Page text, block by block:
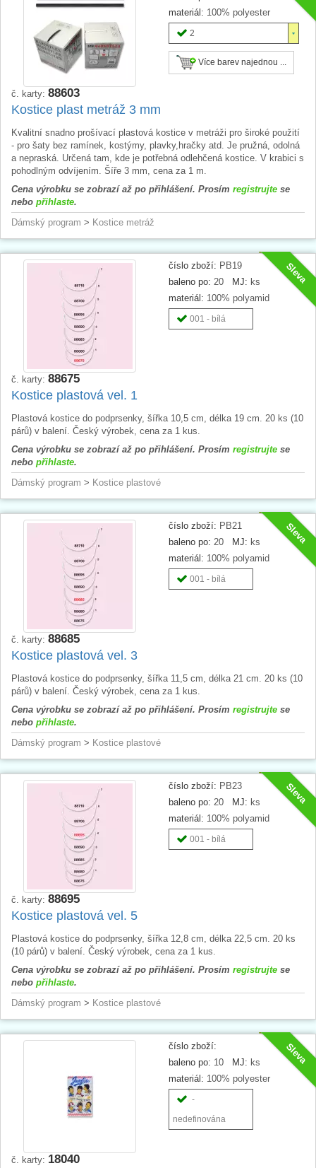
materiál: 100% polyester
2
Více barev najednou ...
č. karty: 88603
Kostice plast metráž 3 mm
Kvalitní snadno prošívací plastová kostice v metráži pro široké použití
- pro šaty bez ramínek, kostýmy, plavky,hračky atd. Je pružná, odolná
a nepraská. Určená tam, kde je potřebná odlehčená kostice. V krabici s
pohodlným odvíjením. Šíře 3 mm, cena za 1 m.
Cena výrobku se zobrazí až po přihlášení. Prosím registrujte se
nebo přihlaste.
Dámský program > Kostice metráž
Sleva
číslo zboží: PB19
baleno po: 20 MJ: ks
materiál: 100% polyamid
001 - bílá
č. karty: 88675
Kostice plastová vel. 1
Plastová kostice do podprsenky, šířka 10,5 cm, délka 19 cm. 20 ks (10
párů) v balení. Český výrobek, cena za 1 kus.
Cena výrobku se zobrazí až po přihlášení. Prosím registrujte se
nebo přihlaste.
Dámský program > Kostice plastové
Sleva
číslo zboží: PB21
baleno po: 20 MJ: ks
materiál: 100% polyamid
001 - bílá
č. karty: 88685
Kostice plastová vel. 3
Plastová kostice do podprsenky, šířka 11,5 cm, délka 21 cm. 20 ks (10
párů) v balení. Český výrobek, cena za 1 kus.
Cena výrobku se zobrazí až po přihlášení. Prosím registrujte se
nebo přihlaste.
Dámský program > Kostice plastové
Sleva
číslo zboží: PB23
baleno po: 20 MJ: ks
materiál: 100% polyamid
001 - bílá
č. karty: 88695
Kostice plastová vel. 5
Plastová kostice do podprsenky, šířka 12,8 cm, délka 22,5 cm. 20 ks
(10 párů) v balení. Český výrobek, cena za 1 kus.
Cena výrobku se zobrazí až po přihlášení. Prosím registrujte se
nebo přihlaste.
Dámský program > Kostice plastové
Sleva
číslo zboží:
baleno po: 10 MJ: ks
materiál: 100% polyester
-
nedefinována
č. karty: 18040